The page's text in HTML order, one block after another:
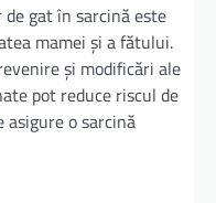
gat în sarcină este
mamei și a fătului.
și modificări ale
pot reduce riscul de
asigure o sarcină